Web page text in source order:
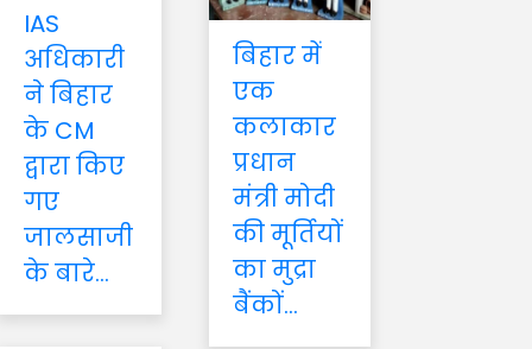
IAS
अधिकारी
ने बिहार
के CM
द्वारा किए
गए
जालसाजी
के बारे...
बिहार में
एक
कलाकार
प्रधान
मंत्री मोदी
की मूर्तियों
का मुद्रा
बैंकों...